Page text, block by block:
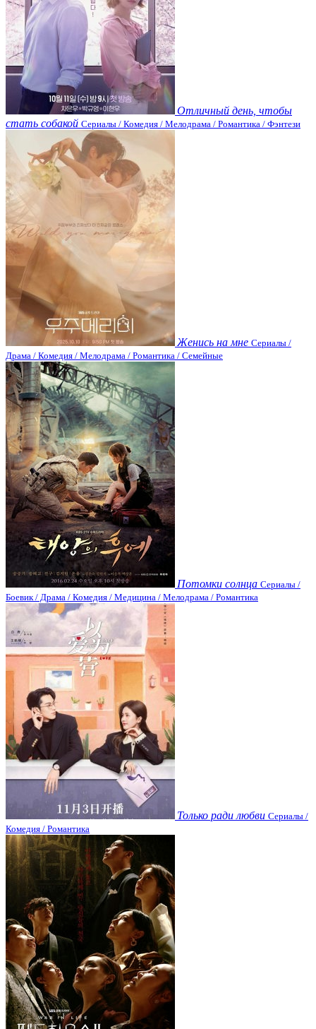
Отличный день, чтобы
стать собакой Сериалы / Комедия / Мелодрама / Романтика / Фэнтези
Женись на мне Сериалы /
Драма / Комедия / Мелодрама / Романтика / Семейные
Потомки солнца Сериалы /
Боевик / Драма / Комедия / Медицина / Мелодрама / Романтика
Только ради любви Сериалы /
Комедия / Романтика